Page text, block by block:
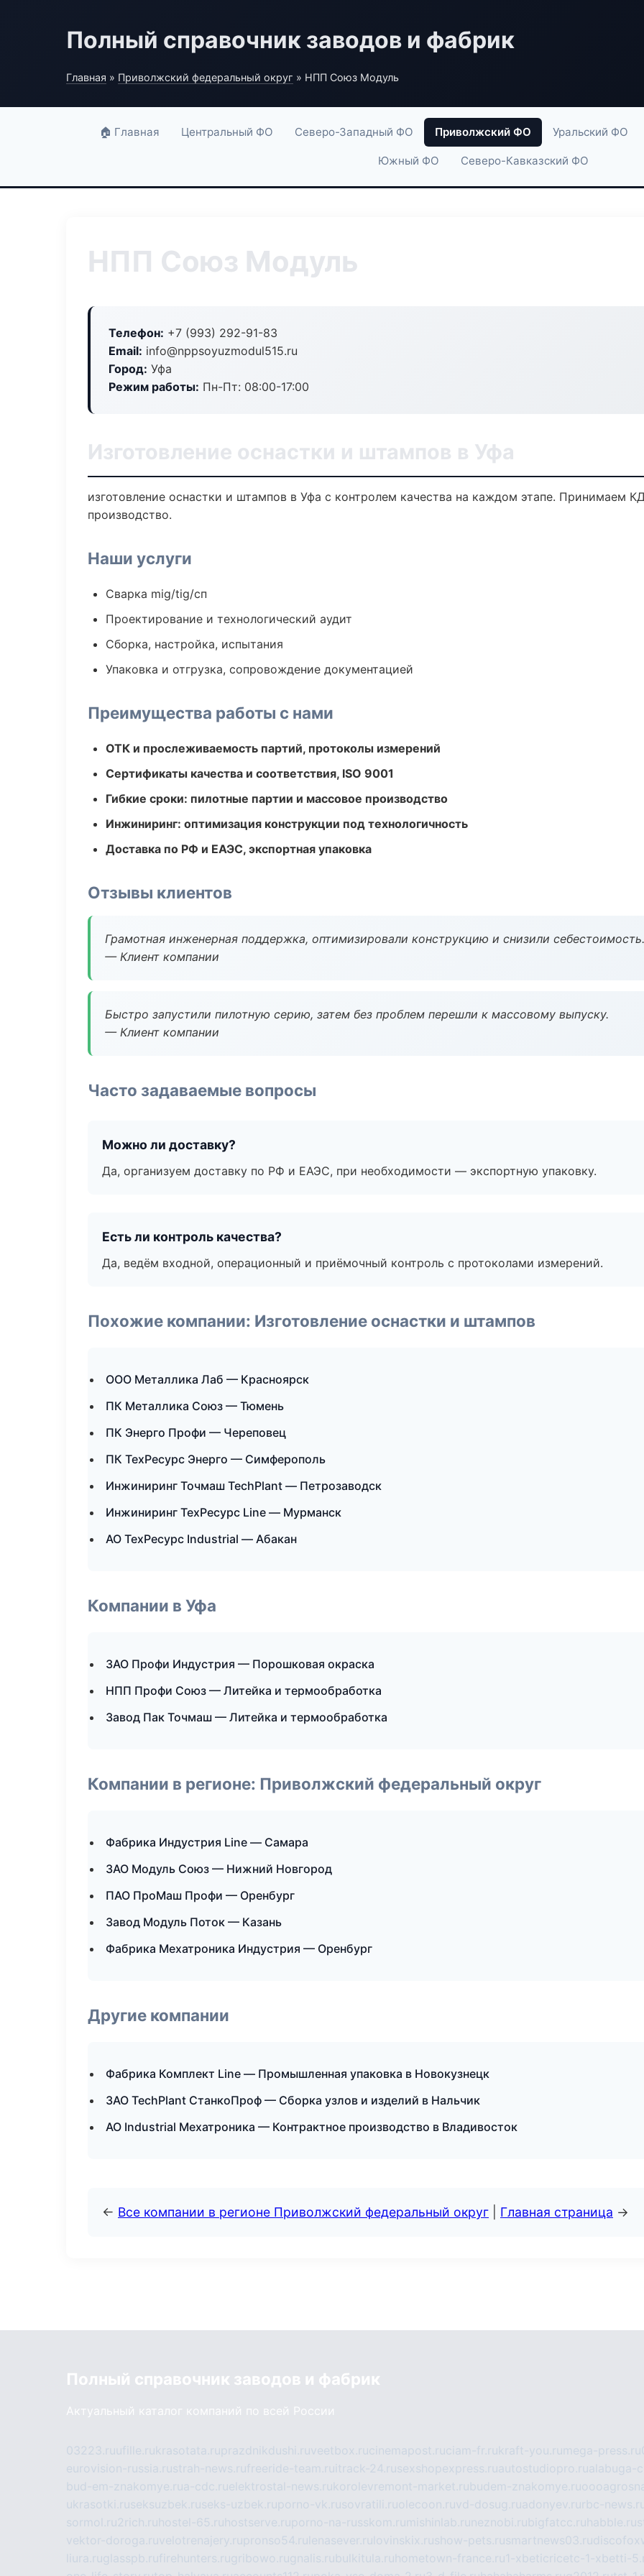
Полный справочник заводов и фабрик
Главная » Приволжский федеральный округ » НПП Союз Модуль
🏠 Главная Центральный ФО Северо-Западный ФО Приволжский ФО Уральский ФО
Южный ФО Северо-Кавказский ФО
НПП Союз Модуль
Телефон: +7 (993) 292-91-83
Email: info@nppsoyuzmodul515.ru
Город: Уфа
Режим работы: Пн-Пт: 08:00-17:00
Изготовление оснастки и штампов в Уфа
изготовление оснастки и штампов в Уфа с контролем качества на каждом этапе. Принимаем
производство.
Наши услуги
Сварка mig/tig/сп
Проектирование и технологический аудит
Сборка, настройка, испытания
Упаковка и отгрузка, сопровождение документацией
Преимущества работы с нами
ОТК и прослеживаемость партий, протоколы измерений
Сертификаты качества и соответствия, ISO 9001
Гибкие сроки: пилотные партии и массовое производство
Инжиниринг: оптимизация конструкции под технологичность
Доставка по РФ и ЕАЭС, экспортная упаковка
Отзывы клиентов
Грамотная инженерная поддержка, оптимизировали конструкцию и снизили себестоимость.
— Клиент компании
Быстро запустили пилотную серию, затем без проблем перешли к массовому выпуску.
— Клиент компании
Часто задаваемые вопросы
Можно ли доставку?
Да, организуем доставку по РФ и ЕАЭС, при необходимости — экспортную упаковку.
Есть ли контроль качества?
Да, ведём входной, операционный и приёмочный контроль с протоколами измерений.
Похожие компании: Изготовление оснастки и штампов
ООО Металлика Лаб — Красноярск
ПК Металлика Союз — Тюмень
ПК Энерго Профи — Череповец
ПК ТехРесурс Энерго — Симферополь
Инжиниринг Точмаш TechPlant — Петрозаводск
Инжиниринг ТехРесурс Line — Мурманск
АО ТехРесурс Industrial — Абакан
Компании в Уфа
ЗАО Профи Индустрия — Порошковая окраска
НПП Профи Союз — Литейка и термообработка
Завод Пак Точмаш — Литейка и термообработка
Компании в регионе: Приволжский федеральный округ
Фабрика Индустрия Line — Самара
ЗАО Модуль Союз — Нижний Новгород
ПАО ПроМаш Профи — Оренбург
Завод Модуль Поток — Казань
Фабрика Мехатроника Индустрия — Оренбург
Другие компании
Фабрика Комплект Line — Промышленная упаковка в Новокузнецк
ЗАО TechPlant СтанкоПроф — Сборка узлов и изделий в Нальчик
АО Industrial Мехатроника — Контрактное производство в Владивосток
← Все компании в регионе Приволжский федеральный округ Главная страница →
Полный справочник заводов и фабрик
Актуальный каталог компаний по всей России
03223.ruufille.rukrasotata.ruprazdnikdushi.ruveetbox.rucinemapost.ruciam-fr.rukraft-you.ru mega-press.ru
eurovision-russia.rustrah-news.rufreeride-team.ru itrack-24.rusexshopexpress.ruautostudiopro.rualabuga-
bud-em-znakomye.rua-cdc.ruelektrostal-news.rukorolevremont-market.rubudem-znakomye.ru
ukrasotki.ruseksuzbek.ruseks-uzbek.ruporno-vk.rusovratili.ruolecoon.ruvd-dosug.ruadonyev.ru rbc-
sormol.ru2rich.ru hostel-65.ru hostserve.ruporno-na-russkom.ru mishinlab.ru neznobi.rubigfatcc.ru habble.ru
vektor-doroga.ruvelotrenajery.rupronso54.ru lenasever.ru lovinskix.rushow-pets.rusmartnews03.ru
liura.ruglasspb.rufirehunters.rugribowo.rugnalis.rubulkitula.ru hometown-france.ru1-xbeticricetc-1-xbetti-